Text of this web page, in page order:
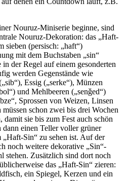
Nouruz-Miniserie beginne, sind
Nouruz-Dekoration: das „Haft-
sieben (persisch: „haft“)
mit dem Buchstaben „sin“
der Regel auf einem gesonderten
werden Gegenstände wie
Essig („serke“), Münzen
und Mehlbeeren („senǧed“)
Sprossen von Weizen, Linsen
schon zwei bis drei Wochen
sie bis zum Fest auch schön
einen Teller voller grüner
Sin“ zu sehen ist. Auf der
noch weitere dekorative „Sin“-
stehen. Zusätzlich sind dort noch
das „Haft-Sin“ zieren:
ein Spiegel, Kerzen und ein